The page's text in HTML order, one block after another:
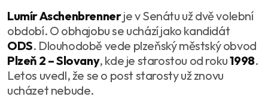
Lumír Aschenbrennerje v Senátu už dvě volební
období. O obhajobu se uchází jako kandidát
ODS. Dlouhodobě vede plzeňský městský obvod
Plzeň 2 – Slovany, kde je starostou od roku1998.
Letos uvedl, že se o post starosty už znovu
ucházet nebude.